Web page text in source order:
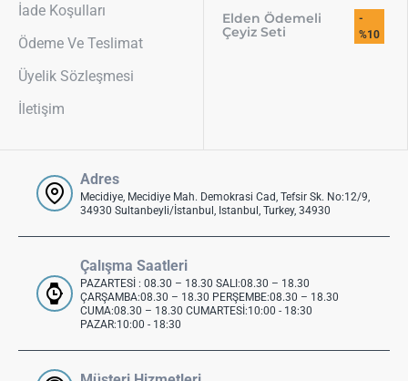
İade Koşulları
Ödeme Ve Teslimat
Üyelik Sözleşmesi
İletişim
Elden Ödemeli
Çeyiz Seti
-
%10
Adres
Mecidiye, Mecidiye Mah. Demokrasi Cad, Tefsir Sk. No:12/9,
34930 Sultanbeyli/İstanbul, Istanbul, Turkey, 34930
Çalışma Saatleri
PAZARTESİ : 08.30 – 18.30 SALI:08.30 – 18.30
ÇARŞAMBA:08.30 – 18.30 PERŞEMBE:08.30 – 18.30
CUMA:08.30 – 18.30 CUMARTESİ:10:00 - 18:30
PAZAR:10:00 - 18:30